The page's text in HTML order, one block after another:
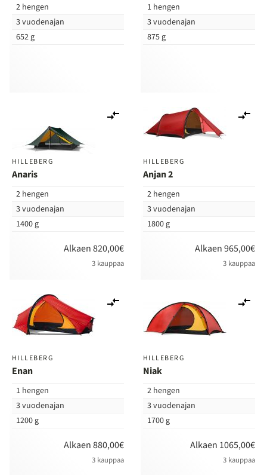
2 hengen
3 vuodenajan
652 g
1 hengen
3 vuodenajan
875 g
HILLEBERG
Anaris
2 hengen
3 vuodenajan
1400 g
Alkaen 820,00€
3 kauppaa
vertailuun
HILLEBERG
Anjan 2
2 hengen
3 vuodenajan
1800 g
Alkaen 965,00€
3 kauppaa
HILLEBERG
Enan
1 hengen
3 vuodenajan
1200 g
Alkaen 880,00€
3 kauppaa
vertailuun
HILLEBERG
Niak
2 hengen
3 vuodenajan
1700 g
Alkaen 1065,00€
3 kauppaa